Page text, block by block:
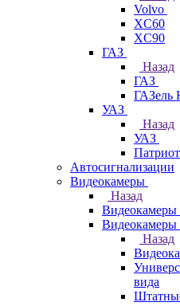
Volvo
XC60
XC90
ГАЗ
Назад
ГАЗ
ГАЗель
УАЗ
Назад
УАЗ
Патриот
Автосигнализации
Видеокамеры
Назад
Видеокамеры
Видеокамеры
Назад
вида